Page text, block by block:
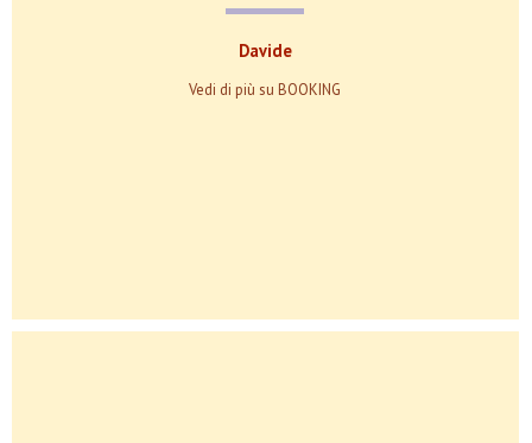
Davide
Vedi di più su BOOKING